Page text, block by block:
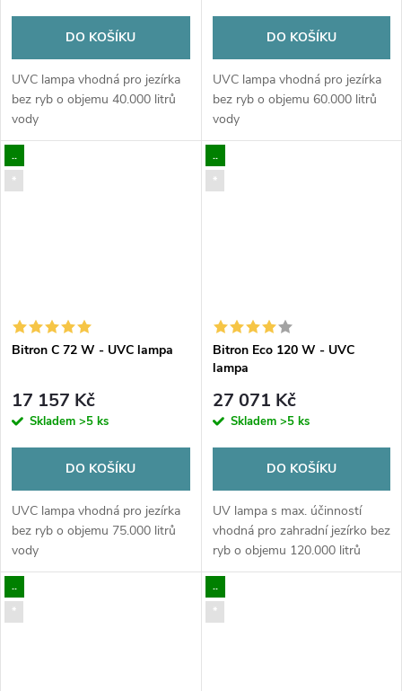
DO KOŠÍKU
UVC lampa vhodná pro jezírka
bez ryb o objemu 40.000 litrů
vody
DO KOŠÍKU
UVC lampa vhodná pro jezírka
bez ryb o objemu 60.000 litrů
vody
..
*
Bitron C 72 W - UVC lampa
17 157 Kč
Skladem >5 ks
DO KOŠÍKU
UVC lampa vhodná pro jezírka
bez ryb o objemu 75.000 litrů
vody
..
*
Bitron Eco 120 W - UVC
lampa
27 071 Kč
Skladem >5 ks
DO KOŠÍKU
UV lampa s max. účinností
vhodná pro zahradní jezírko bez
ryb o objemu 120.000 litrů
vody
..
*
..
*